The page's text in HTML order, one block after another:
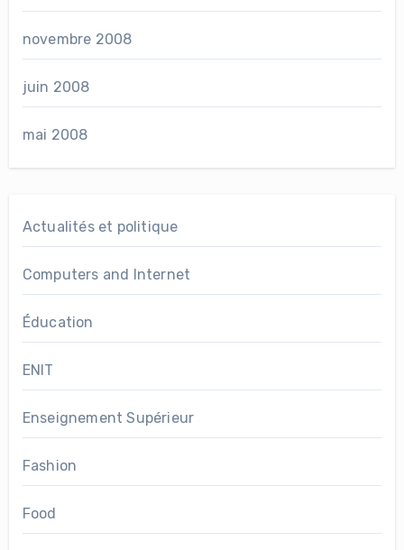
novembre 2008
juin 2008
mai 2008
Actualités et politique
Computers and Internet
Éducation
ENIT
Enseignement Supérieur
Fashion
Food